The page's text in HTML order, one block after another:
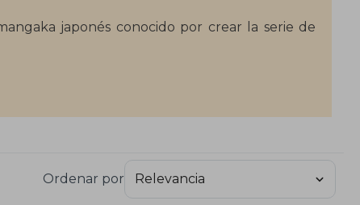
japonés conocido por crear la serie de
Ordenar por